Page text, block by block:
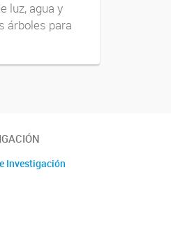
luz, agua y
árboles para
Investigación